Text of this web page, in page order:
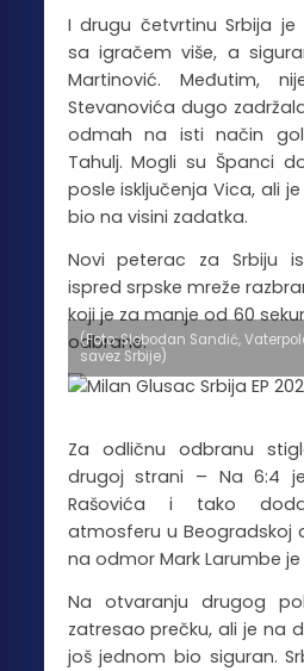
I drugu četvrtinu Srbija
sa igračem više, a
Martinović. Međutim,
Stevanovića dugo
odmah na isti način
Tahulj. Mogli su Španci
posle isključenja Vica, ali
bio na visini zadatka.
Novi peterac za Srbiju
ispred srpske mreže
koji je za manje od 60
odbrane.
(Foto: Slobodan Sandić,
savez Srbije)
Za odličnu odbranu
drugoj strani – Na 6:4
Rašovića i tako
atmosferu u Beogradskoj
na odmor Mark Larumbe
Na otvaranju drugog
zatresao prečku, ali je na
još jednom bio siguran.